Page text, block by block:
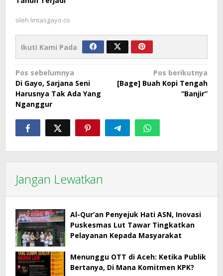
oleh lintasgayo.co
Ikuti Kami Pada
Navigasi
pos
Pos sebelumnya
Di Gayo, Sarjana Seni
Harusnya Tak Ada Yang
Nganggur
Pos berikutnya
[Bage] Buah Kopi Tengah
“Banjir”
Jangan Lewatkan
Al-Qur’an Penyejuk Hati ASN, Inovasi
Puskesmas Lut Tawar Tingkatkan
Pelayanan Kepada Masyarakat
Menunggu OTT di Aceh: Ketika Publik
Bertanya, Di Mana Komitmen KPK?